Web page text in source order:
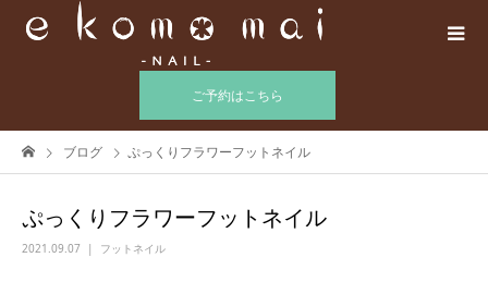
ご予約はこちら
ブログ ぷっくりフラワーフットネイル
ぷっくりフラワーフットネイル
2021.09.07 フットネイル